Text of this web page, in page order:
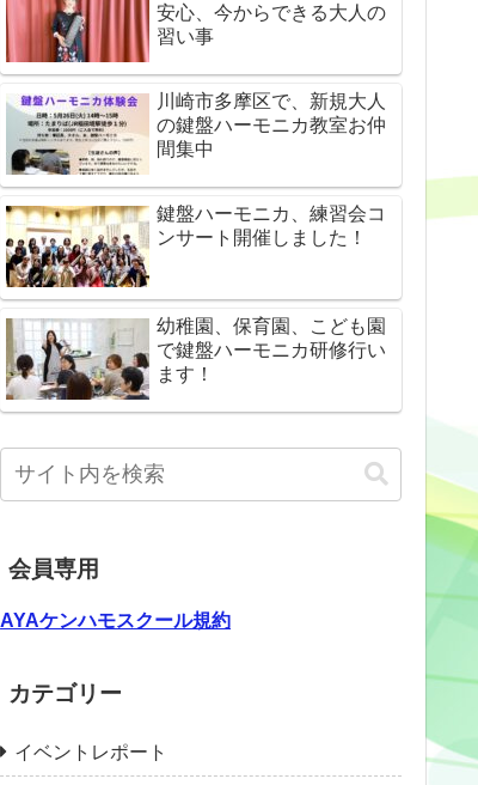
安心、今からできる大人の
習い事
川崎市多摩区で、新規大人
の鍵盤ハーモニカ教室お仲
間集中
鍵盤ハーモニカ、練習会コ
ンサート開催しました！
幼稚園、保育園、こども園
で鍵盤ハーモニカ研修行い
ます！
会員専用
AYAケンハモスクール規約
カテゴリー
イベントレポート